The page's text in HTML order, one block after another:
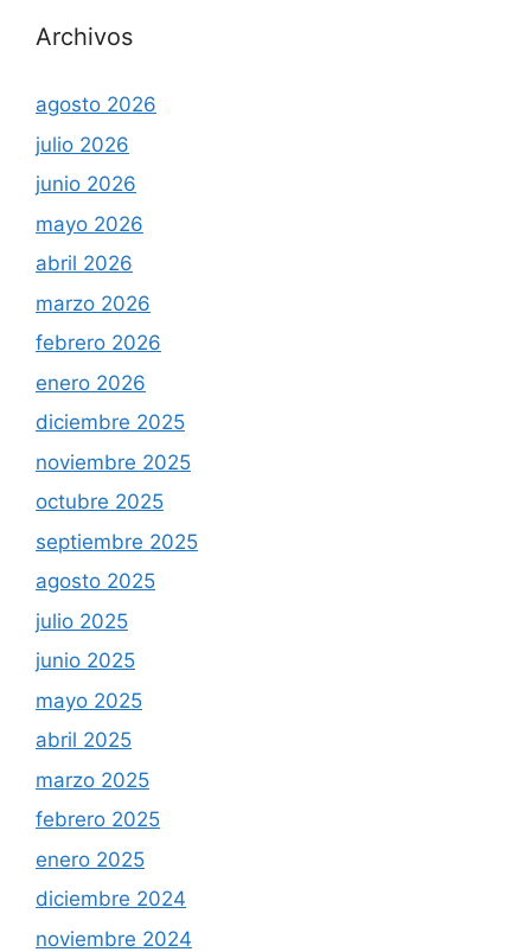
Archivos
agosto 2026
julio 2026
junio 2026
mayo 2026
abril 2026
marzo 2026
febrero 2026
enero 2026
diciembre 2025
noviembre 2025
octubre 2025
septiembre 2025
agosto 2025
julio 2025
junio 2025
mayo 2025
abril 2025
marzo 2025
febrero 2025
enero 2025
diciembre 2024
noviembre 2024